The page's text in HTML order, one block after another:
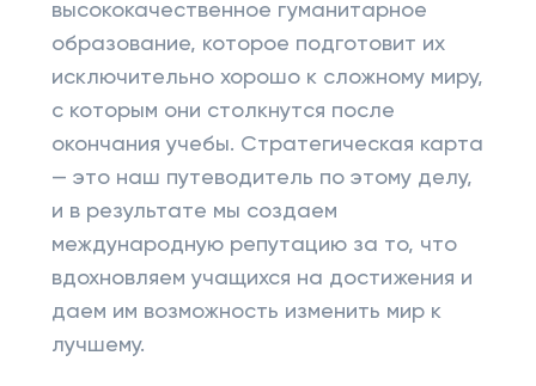
высококачественное гуманитарное
образование, которое подготовит их
исключительно хорошо к сложному миру,
с которым они столкнутся после
окончания учебы. Стратегическая карта
— это наш путеводитель по этому делу,
и в результате мы создаем
международную репутацию за то, что
вдохновляем учащихся на достижения и
даем им возможность изменить мир к
лучшему.